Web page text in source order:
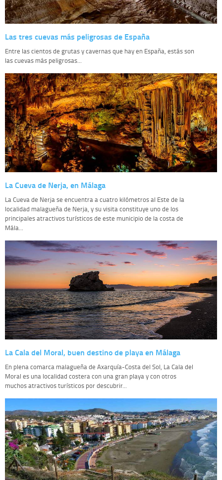
Las tres cuevas más peligrosas de España
Entre las cientos de grutas y cavernas que hay en España, estás son
las cuevas más peligrosas...
La Cueva de Nerja, en Málaga
La Cueva de Nerja se encuentra a cuatro kilómetros al Este de la
localidad malagueña de Nerja, y su visita constituye uno de los
principales atractivos turísticos de este municipio de la costa de
Mála...
La Cala del Moral, buen destino de playa en Málaga
En plena comarca malagueña de Axarquía-Costa del Sol, La Cala del
Moral es una localidad costera con una gran playa y con otros
muchos atractivos turísticos por descubrir...